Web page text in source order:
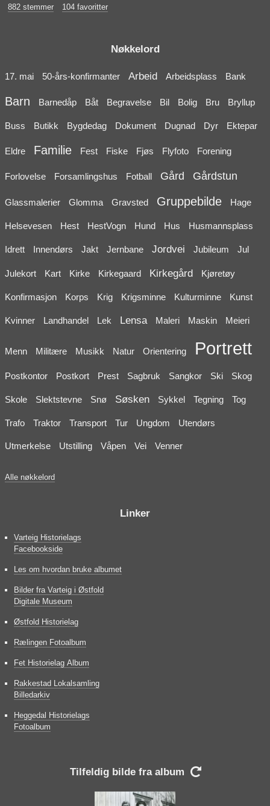
882 stemmer 104 favoritter
Nøkkelord
17. mai 50-års-konfirmanter Arbeid Arbeidsplass Bank
Barn Barnedåp Båt Begravelse Bil Bolig Bru Bryllup
Buss Butikk Bygdedag Dokument Dugnad Dyr Ektepar
Eldre Familie Fest Fiske Fjøs Flyfoto Forening
Forlovelse Forsamlingshus Fotball Gård Gårdstun
Glassmalerier Glomma Gravsted Gruppebilde Hage
Helsevesen Hest HestVogn Hund Hus Husmannsplass
Idrett Innendørs Jakt Jernbane Jordvei Jubileum Jul
Julekort Kart Kirke Kirkegaard Kirkegård Kjøretøy
Konfirmasjon Korps Krig Krigsminne Kulturminne Kunst
Kvinner Landhandel Lek Lensa Maleri Maskin Meieri
Menn Militære Musikk Natur Orientering Portrett
Postkontor Postkort Prest Sagbruk Sangkor Ski Skog
Skole Slektstevne Snø Søsken Sykkel Tegning Tog
Trafo Traktor Transport Tur Ungdom Utendørs
Utmerkelse Utstilling Våpen Vei Venner
Alle nøkkelord
Linker
Varteig Historielags
Facebookside
Les om hvordan bruke albumet
Bilder fra Varteig i Østfold
Digitale Museum
Østfold Historielag
Rælingen Fotoalbum
Fet Historielag Album
Rakkestad Lokalsamling
Billedarkiv
Heggedal Historielags
Fotoalbum
Tilfeldig bilde fra album 